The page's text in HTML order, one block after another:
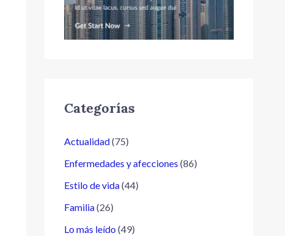
Categorías
Actualidad(75)
Enfermedades y afecciones (86)
Estilo de vida(44)
Familia(26)
Lo más leído (49)